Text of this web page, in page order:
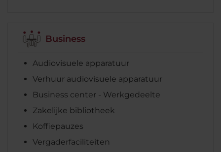
Business
Audiovisuele apparatuur
Verhuur audiovisuele apparatuur
Business center - Werkgedeelte
Zakelijke bibliotheek
Koffiepauzes
Vergaderfaciliteiten